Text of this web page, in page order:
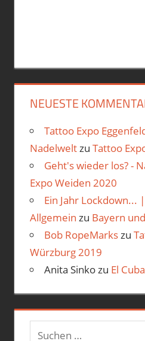
NEUESTE
Tattoo Expo
Nadelweltzu Tattoo
Geht's wieder los? -
Expo Weiden 2020
Ein Jahr Lockdown...
Allgemein zu Bayern
Bob RopeMarkszu
Würzburg 2019
Anita Sinkozu El
Suchen